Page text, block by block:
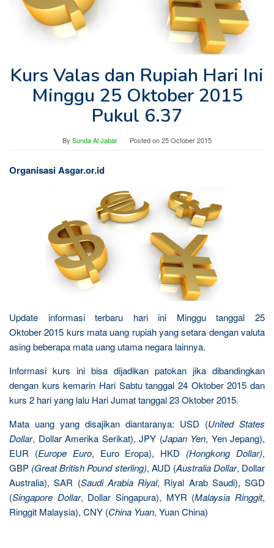
Kurs Valas dan Rupiah Hari Ini
Minggu 25 Oktober 2015
Pukul 6.37
By Sunda Al Jabar Posted on25 October 2015
Organisasi Asgar.or.id
Update informasi terbaru hari ini Minggu tanggal 25
Oktober 2015 kurs mata uang rupiah yang setara dengan valuta
asing beberapa mata uang utama negara lainnya.
Informasi kurs ini bisa dijadikan patokan jika dibandingkan
dengan kurs kemarin Hari Sabtu tanggal 24 Oktober 2015 dan
kurs 2 hari yang lalu Hari Jumat tanggal 23 Oktober 2015.
Mata uang yang disajikan diantaranya: USD (United States
Dollar, Dollar Amerika Serikat), JPY (Japan Yen, Yen Jepang),
EUR (Europe Euro, Euro Eropa), HKD (Hongkong Dollar),
GBP (Great British Pound sterling), AUD (Australia Dollar, Dollar
Australia), SAR (Saudi Arabia Riyal, Riyal Arab Saudi), SGD
(Singapore Dollar, Dollar Singapura), MYR (Malaysia Ringgit,
Ringgit Malaysia), CNY (China Yuan, Yuan China)